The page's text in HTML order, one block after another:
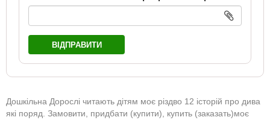
ВІДПРАВИТИ
Дошкільна Дорослі читають дітям моє різдво 12 історій про дива
які поряд. Замовити, придбати (купити), купить (заказать)моє